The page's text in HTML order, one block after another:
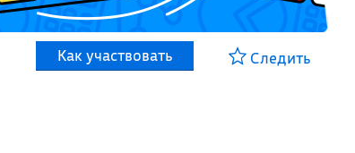
Как участвовать Следить